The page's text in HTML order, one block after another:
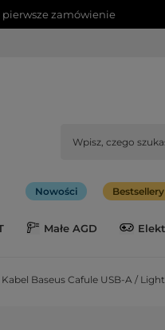
zamówienie
Nowości Bestsellery
Małe AGD
Kabel Baseus Cafule USB-A /